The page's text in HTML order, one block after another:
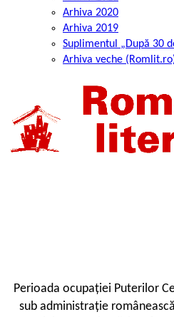
Arhiva 2020
Arhiva 2019
Suplimentul „După 30
Arhiva veche
Perioada ocupației Puterilor
sub administrație